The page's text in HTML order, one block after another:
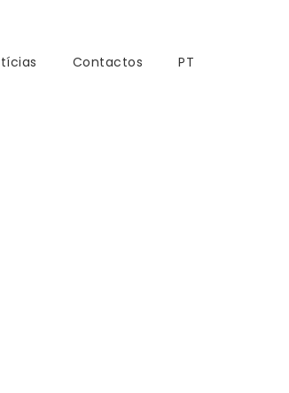
Contactos PT